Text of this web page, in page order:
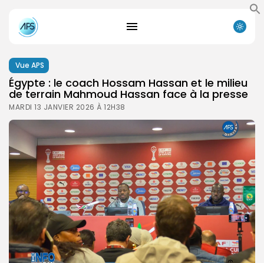
Vue APS
Égypte : le coach Hossam Hassan et le milieu
de terrain Mahmoud Hassan face à la presse
MARDI 13 JANVIER 2026 À 12H38